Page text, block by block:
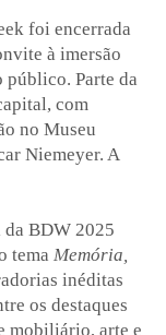
foi encerrada
à imersão
Parte da
com
no Museu
Niemeyer. A
BDW 2025
tema Memória,
inéditas
os destaques
mobiliário, arte e